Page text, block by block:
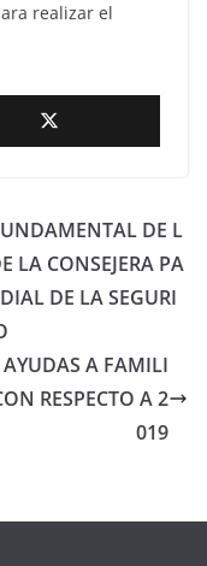
realizar el
DE L
LA CONSEJERA PA
DE LA SEGURI
AYUDAS A FAMILI
RESPECTO A 2
019